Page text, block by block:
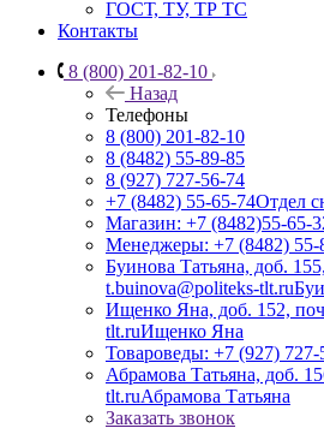
ГОСТ, ТУ, ТР ТС
Контакты
8 (800) 201-82-10
Назад
Телефоны
8 (800) 201-82-10
8 (8482) 55-89-85
8 (927) 727-56-74
+7 (8482) 55-65-74Отдел
Магазин: +7 (8482)55-65-
Менеджеры: +7 (8482) 55-
Буинова Татьяна, доб.
t.buinova@politeks-tlt.ru
Ищенко Яна, доб. 152,
tlt.ruИщенко Яна
Товароведы: +7 (927) 727-
Абрамова Татьяна, доб.
tlt.ruАбрамова Татьяна
Заказать звонок